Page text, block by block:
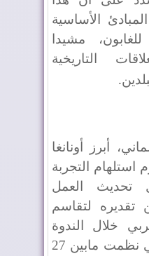
الأساسية
مشيدا
التاريخية
.
أبرز أونانغا
استلهام التجربة
تحديث العمل
تقديره لتقاسم
خلال الندوة
البرلمانية الدولية التي نظمت مابين 27